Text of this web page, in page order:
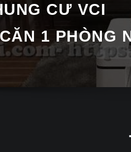
CƯ VCI
1 PHÒNG